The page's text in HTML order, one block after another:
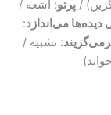
/ پرتو: اشعه /
دیده‌ها می‌اندازد:
: تشبیه /